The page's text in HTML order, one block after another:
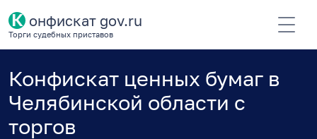
К онфискат gov.ru
Торги судебных приставов
Конфискат ценных бумаг в
Челябинской области с
торгов